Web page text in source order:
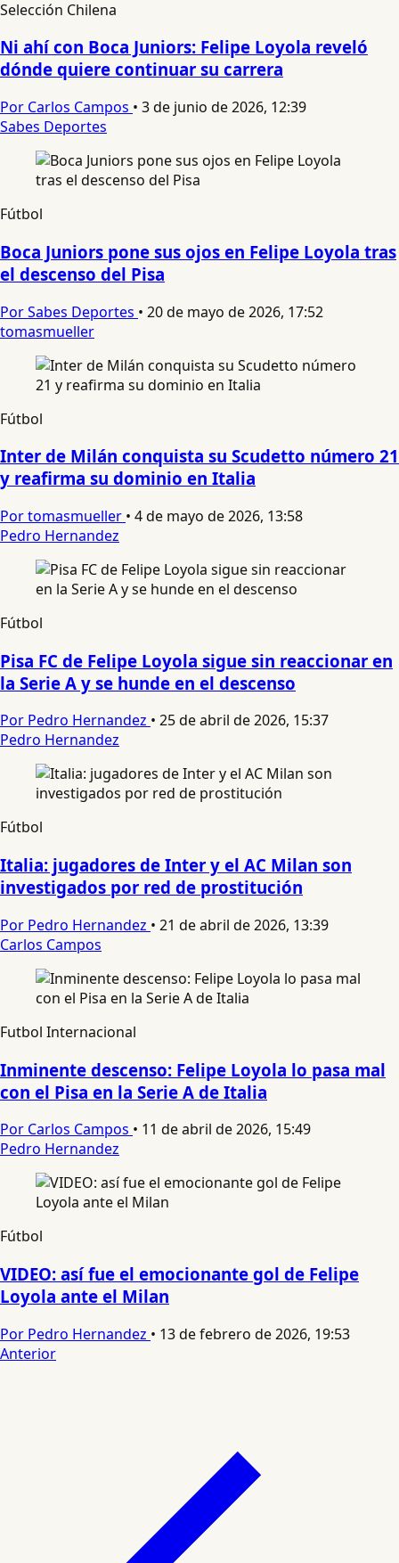
Selección Chilena
Ni ahí con Boca Juniors: Felipe Loyola reveló
dónde quiere continuar su carrera
Por Carlos Campos • 3 de junio de 2026, 12:39
Sabes Deportes
Fútbol
Boca Juniors pone sus ojos en Felipe Loyola tras
el descenso del Pisa
Por Sabes Deportes • 20 de mayo de 2026, 17:52
tomasmueller
Fútbol
Inter de Milán conquista su Scudetto número 21
y reafirma su dominio en Italia
Por tomasmueller • 4 de mayo de 2026, 13:58
Pedro Hernandez
Fútbol
Pisa FC de Felipe Loyola sigue sin reaccionar en
la Serie A y se hunde en el descenso
Por Pedro Hernandez • 25 de abril de 2026, 15:37
Pedro Hernandez
Fútbol
Italia: jugadores de Inter y el AC Milan son
investigados por red de prostitución
Por Pedro Hernandez • 21 de abril de 2026, 13:39
Carlos Campos
Futbol Internacional
Inminente descenso: Felipe Loyola lo pasa mal
con el Pisa en la Serie A de Italia
Por Carlos Campos • 11 de abril de 2026, 15:49
Pedro Hernandez
Fútbol
VIDEO: así fue el emocionante gol de Felipe
Loyola ante el Milan
Por Pedro Hernandez • 13 de febrero de 2026, 19:53
Anterior